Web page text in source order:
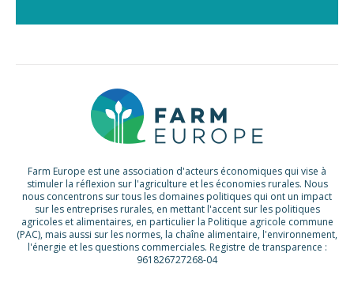
Farm Europe est une association d'acteurs économiques qui vise à
stimuler la réflexion sur l'agriculture et les économies rurales. Nous
nous concentrons sur tous les domaines politiques qui ont un impact
sur les entreprises rurales, en mettant l'accent sur les politiques
agricoles et alimentaires, en particulier la Politique agricole commune
(PAC), mais aussi sur les normes, la chaîne alimentaire, l'environnement,
l'énergie et les questions commerciales. Registre de transparence :
961826727268-04